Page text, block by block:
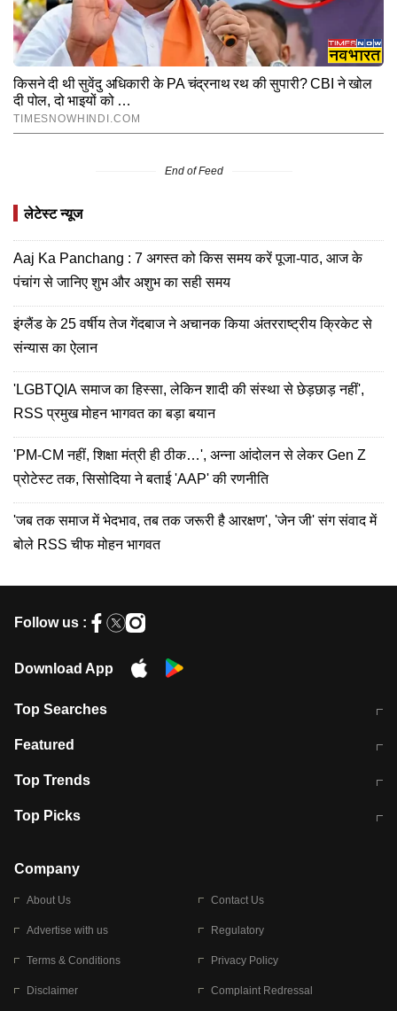
End of Feed
लेटेस्ट न्यूज
Aaj Ka Panchang : 7 अगस्त को किस समय करें पूजा-पाठ, आज के
पंचांग से जानिए शुभ और अशुभ का सही समय
इंग्लैंड के 25 वर्षीय तेज गेंदबाज ने अचानक किया अंतरराष्ट्रीय क्रिकेट से
संन्यास का ऐलान
'LGBTQIA समाज का हिस्सा, लेकिन शादी की संस्था से छेड़छाड़ नहीं',
RSS प्रमुख मोहन भागवत का बड़ा बयान
'PM-CM नहीं, शिक्षा मंत्री ही ठीक…', अन्ना आंदोलन से लेकर Gen Z
प्रोटेस्ट तक, सिसोदिया ने बताई 'AAP' की रणनीति
'जब तक समाज में भेदभाव, तब तक जरूरी है आरक्षण', 'जेन जी' संग संवाद में
बोले RSS चीफ मोहन भागवत
Follow us :
Download App
Top Searches
मुंबई में लगे 'जेन जी' के पोस्टर, लिखा- 'मैं
Featured
10 अगस्त को विधानसभा का घेराव करेंगे
Top Trends
RBI का नया नियम: अब बैंकों को अपनी सभी
Top Picks
बारिश की चेतावनी
Company
About Us Contact Us
Advertise with us Regulatory
Terms & Conditions Privacy Policy
Disclaimer Complaint Redressal